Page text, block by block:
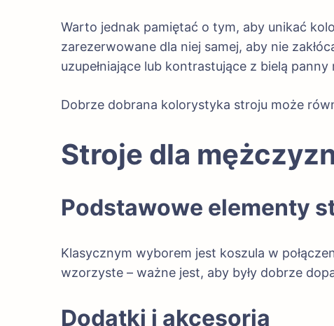
Warto jednak pamiętać o tym, aby unikać
zarezerwowane dla niej samej, aby nie
uzupełniające lub kontrastujące z bielą panny
Dobrze dobrana kolorystyka stroju może
Stroje dla
Podstawowe elementy
Klasycznym wyborem jest koszula w
wzorzyste – ważne jest, aby były dobrze
Dodatki i akcesoria